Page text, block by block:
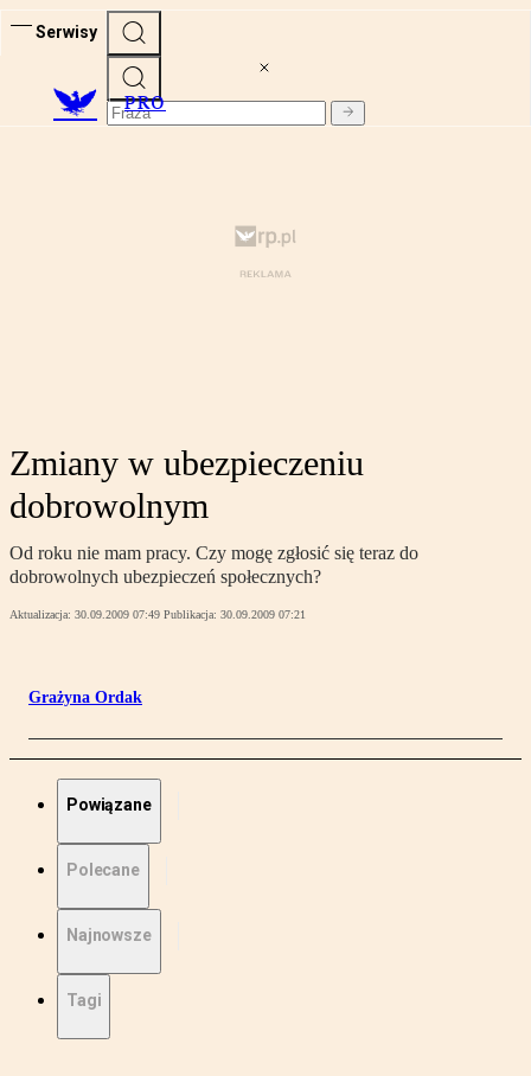
Serwisy
PRO
Zmiany w ubezpieczeniu
dobrowolnym
Od roku nie mam pracy. Czy mogę zgłosić się teraz do
dobrowolnych ubezpieczeń społecznych?
Aktualizacja: 30.09.2009 07:49 Publikacja: 30.09.2009 07:21
Grażyna Ordak
Powiązane
Polecane
Najnowsze
Tagi